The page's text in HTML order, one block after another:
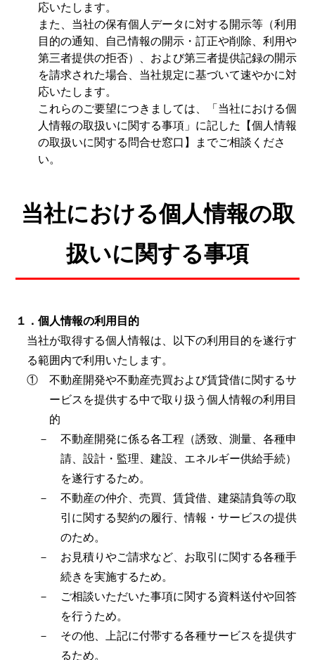
応いたします。
また、当社の保有個人データに対する開示等（利用
目的の通知、自己情報の開示・訂正や削除、利用や
第三者提供の拒否）、および第三者提供記録の開示
を請求された場合、当社規定に基づいて速やかに対
応いたします。
これらのご要望につきましては、「当社における個
人情報の取扱いに関する事項」に記した
【個人情報
の取扱いに関する問合せ窓口】
までご相談くださ
い。
当社における個人情報の取
扱いに関する事項
１．個人情報の利用目的
当社が取得する個人情報は、以下の利用目的を遂行す
る範囲内で利用いたします。
① 不動産開発や不動産売買および賃貸借に関するサ
ービスを提供する中で取り扱う個人情報の利用目
的
－ 不動産開発に係る各工程（誘致、測量、各種申
請、設計・監理、建設、エネルギー供給手続）
を遂行するため。
－ 不動産の仲介、売買、賃貸借、建築請負等の取
引に関する契約の履行、情報・サービスの提供
のため。
－ お見積りやご請求など、お取引に関する各種手
続きを実施するため。
－ ご相談いただいた事項に関する資料送付や回答
を行うため。
－ その他、上記に付帯する各種サービスを提供す
るため。